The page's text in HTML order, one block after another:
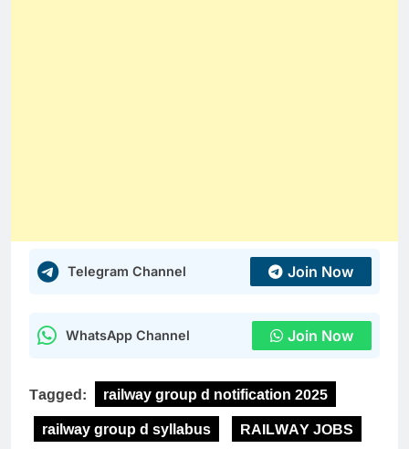
Telegram Channel Join Now
WhatsApp Channel Join Now
Tagged:
railway group d notification 2025
railway group d syllabus
RAILWAY JOBS